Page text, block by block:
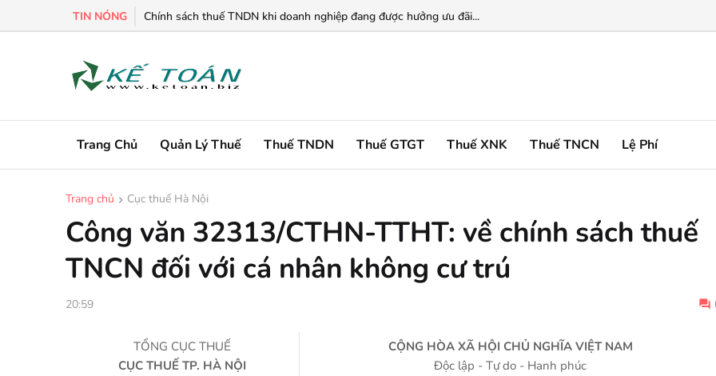
TIN NÓNG Chính sách thuế TNDN khi doanh nghiệp đang được hưởng ưu đãi...
Trang Chủ Quản Lý Thuế Thuế TNDN Thuế GTGT Thuế XNK Thuế TNCN Lệ Phí
Trang chủ Cục thuế Hà Nội
Công văn 32313/CTHN-TTHT: về chính sách thuế
TNCN đối với cá nhân không cư trú
20:59
TỔNG CỤC THUẾ
CỤC THUẾ TP. HÀ NỘI
CỘNG HÒA XÃ HỘI CHỦ NGHĨA VIỆT NAM
Độc lập - Tự do - Hanh phúc